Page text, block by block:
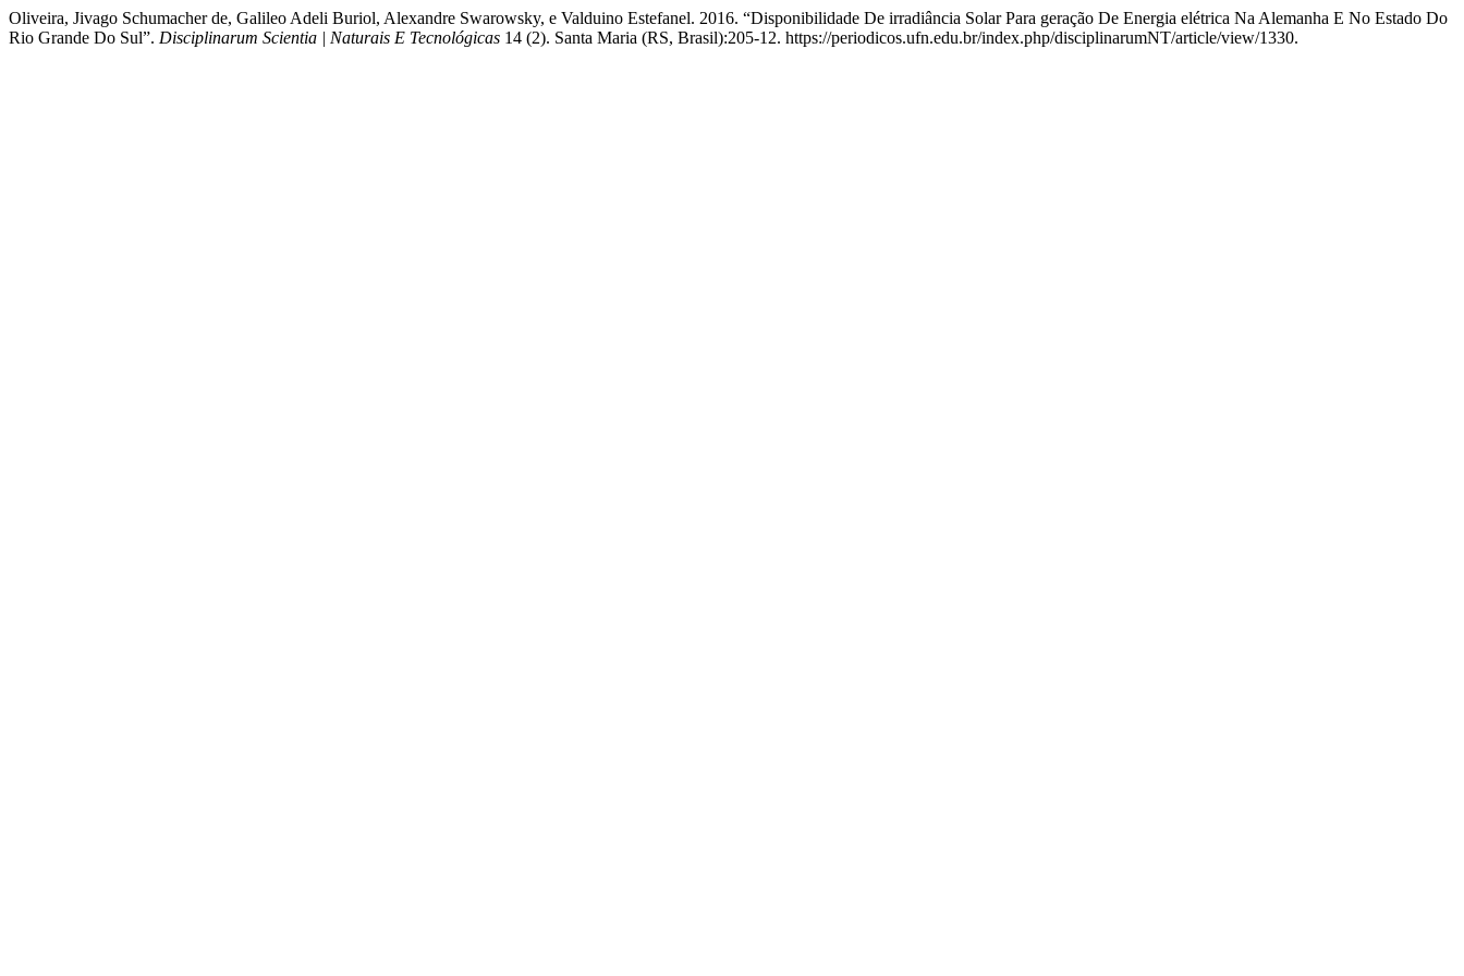
Oliveira, Jivago Schumacher de, Galileo Adeli Buriol, Alexandre Swarowsky, e Valduino Estefanel. 2016. “Disponibilidade De irradiância Solar Para geração De Energia elétrica Na Alemanha E No Estado Do
Rio Grande Do Sul”. Disciplinarum Scientia | Naturais E Tecnológicas 14 (2). Santa Maria (RS, Brasil):205-12. https://periodicos.ufn.edu.br/index.php/disciplinarumNT/article/view/1330.